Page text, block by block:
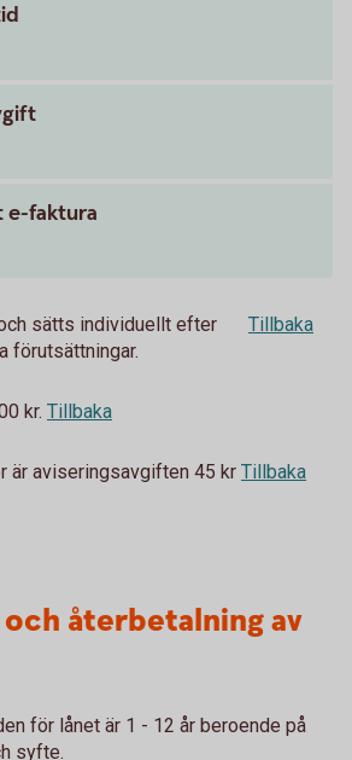
e-faktura
sätts individuellt efter
förutsättningar.
Tillbaka
kr. Tillbaka
är aviseringsavgiften 45 kr Tillbaka
återbetalning av
för lånet är 1 - 12 år beroende på
syfte.